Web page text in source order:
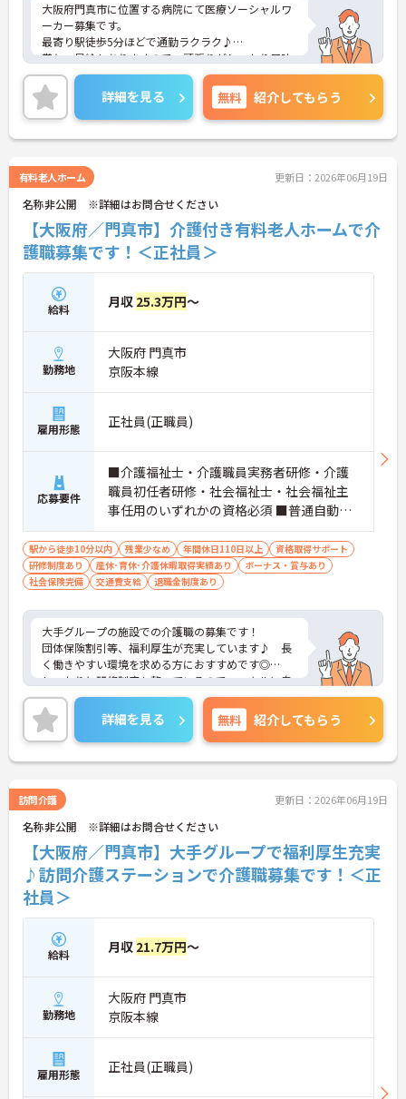
大阪府門真市に位置する病院にて医療ソーシャルワ
ーカー募集です。
最寄り駅徒歩5分ほどで通勤ラクラク♪
賞与・昇給もありますので、頑張りがしっかり反映
される環境です。
ご興味ある方には、面接対策ポイントなど、さらに
詳細をお話しいたしますのでお気軽にご相談くださ
い！
詳細を見る 無料 紹介してもらう
有料老人ホーム 更新日：2026年06月19日
名称非公開 ※詳細はお問合せください
【大阪府／門真市】介護付き有料老人ホームで介
護職募集です！＜正社員＞
給料 月収 25.3万円～
勤務地
大阪府 門真市
京阪本線
雇用形態 正社員(正職員)
応募要件
■介護福祉士・介護職員実務者研修・介護
職員初任者研修・社会福祉士・社会福祉主
事任用のいずれかの資格必須 ■普通自動車
免許（AT限定可）必須
駅から徒歩10分以内 残業少なめ 年間休日110日以上
資格取得サポート
研修制度あり
産休･育休･介護休暇取得実績あり
ボーナス・賞与あり
社会保険完備
交通費支給 退職金制度あり
大手グループの施設での介護職の募集です！
団体保険割引等、福利厚生が充実しています♪ 長
く働きやすい環境を求める方におすすめです◎
しっかりと研修制度も整っているので、スキルに自
信がない方でもご安心ください☆
ご興味のある方には、面接対策ポイントなど、さら
に詳細をお話しいたしますのでお気軽にご相談くだ
さい！
詳細を見る 無料 紹介してもらう
訪問介護 更新日：2026年06月19日
名称非公開 ※詳細はお問合せください
【大阪府／門真市】大手グループで福利厚生充実
♪訪問介護ステーションで介護職募集です！＜正
社員＞
給料 月収 21.7万円～
勤務地
大阪府 門真市
京阪本線
雇用形態 正社員(正職員)